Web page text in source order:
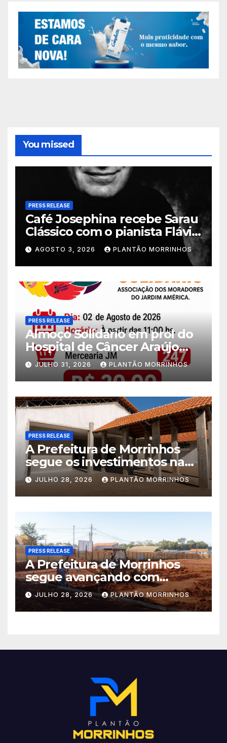
You missed
PRESS RELEASE
Café Josephina recebe Sarau
Clássico com o pianista Flávio
Varani nesta terça-feira
AGOSTO 3, 2026 PLANTÃO MORRINHOS
PRESS RELEASE
Almoço Solidário em prol do
Hospital de Câncer Araújo
Jorge é realizado no Jardim
América
JULHO 31, 2026 PLANTÃO MORRINHOS
PRESS RELEASE
A Prefeitura de Morrinhos
segue os investimentos na
educação. A obra da Escola
Municipal Eudóxio de
Figueiredo avança em ritmo
acelerado e já ganha forma.
JULHO 28, 2026 PLANTÃO MORRINHOS
PRESS RELEASE
A Prefeitura de Morrinhos
segue avançando com
importantes investimentos
no Setor Arca de Noé.
JULHO 28, 2026 PLANTÃO MORRINHOS